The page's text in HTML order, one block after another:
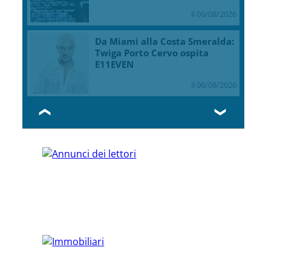
il 06/08/2026
Da Miami alla Costa Smeralda:
Twiga Porto Cervo ospita
E11EVEN
il 06/08/2026
❮ ❯